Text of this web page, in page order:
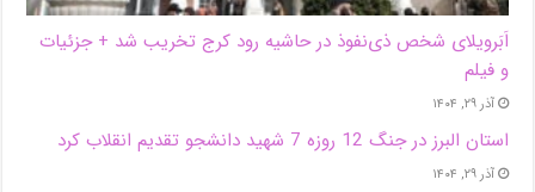
اَبَر‌ویلای شخص ذی‌نفوذ در حاشیه‌ رود کرج تخریب شد + جزئیات
و فیلم
آذر ۲۹, ۱۴۰۴
استان البرز در جنگ 12 روزه 7 شهید دانشجو تقدیم انقلاب کرد
آذر ۲۹, ۱۴۰۴